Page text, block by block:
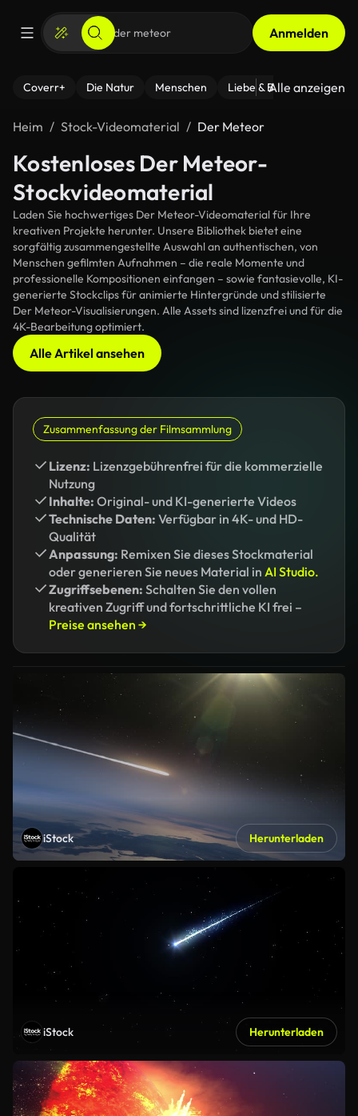
Anmelden
Coverr+ Die Natur Menschen Liebe & Beziehungen
Alle anzeigen
Heim Stock-Videomaterial Der Meteor
Kostenloses Der Meteor-
Stockvideomaterial
Laden Sie hochwertiges Der Meteor-Videomaterial für Ihre
kreativen Projekte herunter. Unsere Bibliothek bietet eine
sorgfältig zusammengestellte Auswahl an authentischen, von
Menschen gefilmten Aufnahmen – die reale Momente und
professionelle Kompositionen einfangen – sowie fantasievolle, KI-
generierte Stockclips für animierte Hintergründe und stilisierte
Der Meteor-Visualisierungen. Alle Assets sind lizenzfrei und für die
4K-Bearbeitung optimiert.
Alle Artikel ansehen
Zusammenfassung der Filmsammlung
Lizenz: Lizenzgebührenfrei für die kommerzielle
Nutzung
Inhalte: Original- und KI-generierte Videos
Technische Daten: Verfügbar in 4K- und HD-
Qualität
Anpassung: Remixen Sie dieses Stockmaterial
oder generieren Sie neues Material in AI Studio.
Zugriffsebenen: Schalten Sie den vollen
kreativen Zugriff und fortschrittliche KI frei –
Preise ansehen →
iStock Herunterladen
iStock Herunterladen